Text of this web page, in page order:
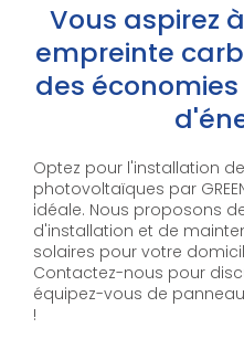
Vous aspirez
empreinte
des
Optez pour l'installation
photovoltaïques par
idéale. Nous proposons
d'installation et de
solaires pour votre
Contactez-nous pour
équipez-vous de
!